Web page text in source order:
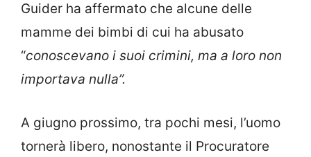
Guider ha affermato che alcune delle
mamme dei bimbi di cui ha abusato
“conoscevano i suoi crimini, ma a loro non
importava nulla”.
A giugno prossimo, tra pochi mesi, l’uomo
tornerà libero, nonostante il Procuratore